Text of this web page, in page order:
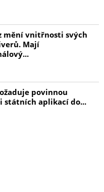
mění vnitřnosti svých
Mají
povinnou
státních aplikací do...